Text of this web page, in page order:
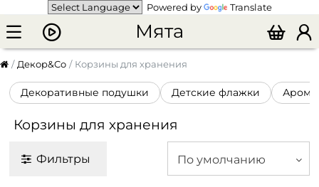
Powered by Translate
Мята
Декор&Co Корзины для хранения
Декоративные подушки Детские флажки
Корзины для хранения
Фильтры По умолчанию